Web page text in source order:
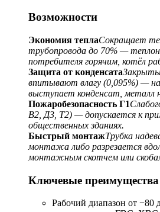
Возможности
Экономия теплаСокращает
трубопровода до 70% —
потребителя горячим, котёл
Защита от конденсата
впитывают влагу (0,095%) —
выступает конденсат, металл
Пожаробезопасность Г1
В2, Д3, Т2) — допускается к
общественных зданиях.
Быстрый монтажТрубка
монтажа либо разрезается
монтажным скотчем или
Ключевые преимущества
Рабочий диапазон от −80